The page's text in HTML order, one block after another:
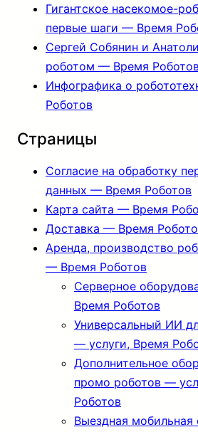
Гигантское насекомое-
первые шаги — Время
Сергей Собянин и
роботом — Время
Инфографика о
Роботов
Страницы
Согласие на обработку
данных — Время Роботов
Карта сайта — Время
Доставка — Время
Аренда, производство
— Время Роботов
Серверное
Время Роботов
Универсальный ИИ
— услуги, Время
Дополнительное
промо роботов —
Роботов
Выездная